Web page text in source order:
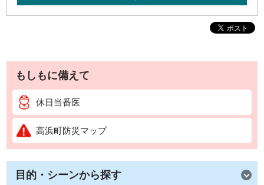
もしもに備えて
休日当番医
高浜町防災マップ
目的・シーンから探す